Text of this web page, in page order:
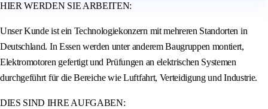
HIER WERDEN SIE ARBEITEN:
Unser Kunde ist ein Technologiekonzern mit mehreren Standorten in
Deutschland. In Essen werden unter anderem Baugruppen montiert,
Elektromotoren gefertigt und Prüfungen an elektrischen Systemen
durchgeführt für die Bereiche wie Luftfahrt, Verteidigung und Industrie.
DIES SIND IHRE AUFGABEN: